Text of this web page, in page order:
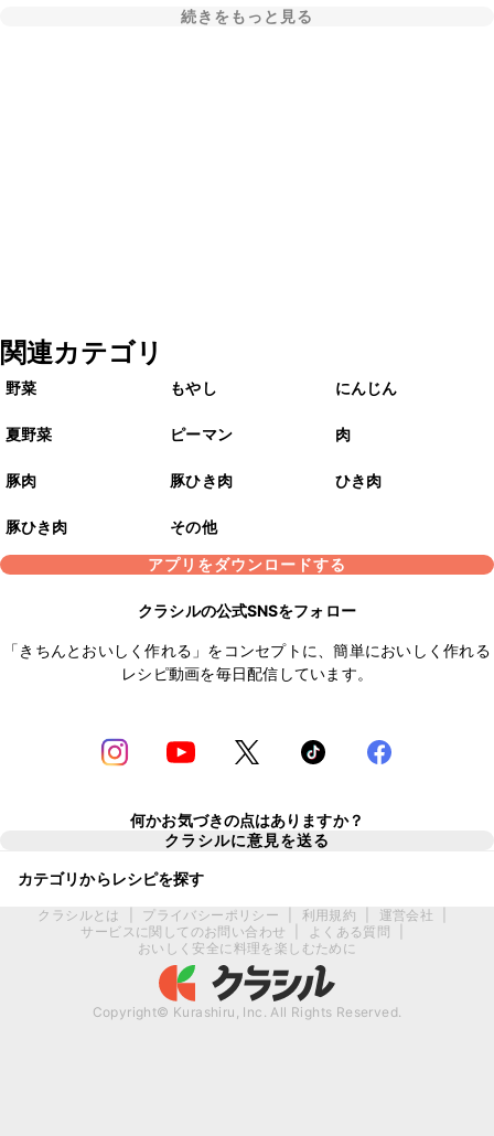
続きをもっと見る
関連カテゴリ
野菜 もやし にんじん
夏野菜 ピーマン 肉
豚肉 豚ひき肉 ひき肉
豚ひき肉
その他
アプリをダウンロードする
クラシルの公式SNSをフォロー
「きちんとおいしく作れる」をコンセプトに、簡単においしく作れる
レシピ動画を毎日配信しています。
何かお気づきの点はありますか？
クラシルに意見を送る
カテゴリからレシピを探す
クラシルとは プライバシーポリシー 利用規約 運営会社
サービスに関してのお問い合わせ
よくある質問
おいしく安全に料理を楽しむために
Copyright© Kurashiru, Inc. All Rights Reserved.